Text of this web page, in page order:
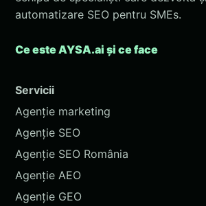
automatizare SEO pentru SMEs.
Ce este AYSA.ai și ce face
Servicii
Agenție marketing
Agenție SEO
Agenție SEO România
Agenție AEO
Agenție GEO